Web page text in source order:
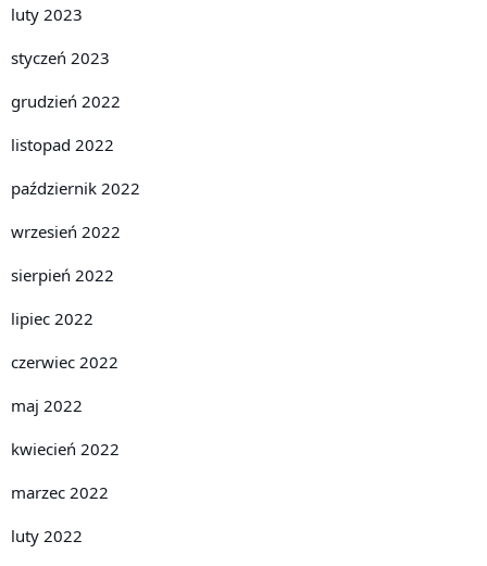
luty 2023
styczeń 2023
grudzień 2022
listopad 2022
październik 2022
wrzesień 2022
sierpień 2022
lipiec 2022
czerwiec 2022
maj 2022
kwiecień 2022
marzec 2022
luty 2022